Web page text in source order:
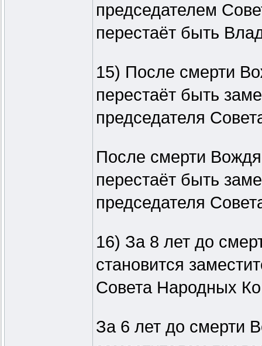
председателем
перестаёт быть
15) После смерти
перестаёт быть
председателя
После смерти
перестаёт быть
председателя
16) За 8 лет до
становится
Совета Народных
За 6 лет до смерти